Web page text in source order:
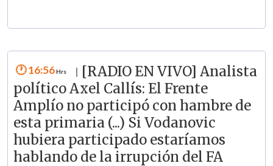
16:56
[RADIO EN VIVO] Analista
político Axel Callís: El Frente
Amplío no participó con hambre de
esta primaria (...) Si Vodanovic
hubiera participado estaríamos
hablando de la irrupción del FA